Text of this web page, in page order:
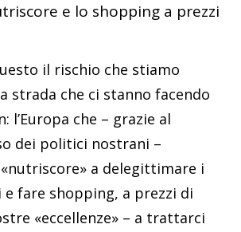
e lo shopping a prezzi
il rischio che stiamo
strada che ci stanno facendo
l’Europa che – grazie al
dei politici nostrani –
a delegittimare i
fare shopping, a prezzi di
«eccellenze» – a trattarci